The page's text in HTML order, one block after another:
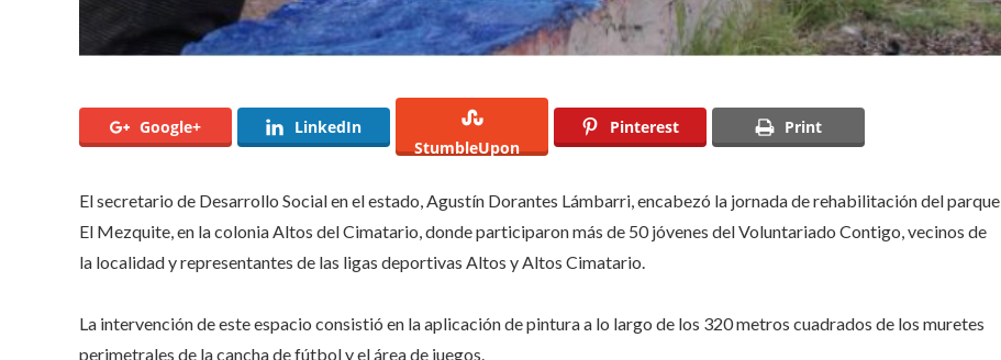
Google+
LinkedIn
StumbleUpon
Pinterest Print
El secretario de Desarrollo Social en el estado, Agustín Dorantes Lámbarri, encabezó la jornada de rehabilitación del parque
El Mezquite, en la colonia Altos del Cimatario, donde participaron más de 50 jóvenes del Voluntariado Contigo, vecinos de
la localidad y representantes de las ligas deportivas Altos y Altos Cimatario.
La intervención de este espacio consistió en la aplicación de pintura a lo largo de los 320 metros cuadrados de los muretes
perimetrales de la cancha de fútbol y el área de juegos.